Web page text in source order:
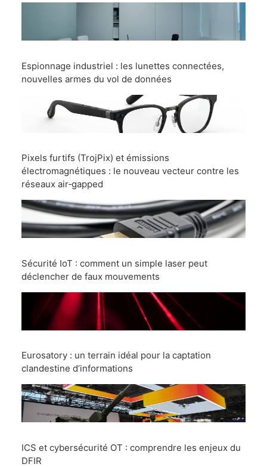
Espionnage industriel : les lunettes connectées,
nouvelles armes du vol de données
Pixels furtifs (TrojPix) et émissions
électromagnétiques : le nouveau vecteur contre les
réseaux air‑gapped
Sécurité IoT : comment un simple laser peut
déclencher de faux mouvements
Eurosatory : un terrain idéal pour la captation
clandestine d’informations
ICS et cybersécurité OT : comprendre les enjeux du
DFIR